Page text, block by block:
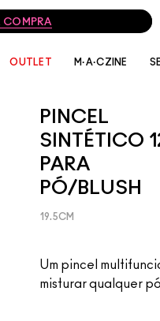
COMPRA
OUTLET M·A·CZINE
PINCEL
SINTÉTICO
PARA
PÓ/BLUSH
19.5CM
Um pincel
misturar qualquer